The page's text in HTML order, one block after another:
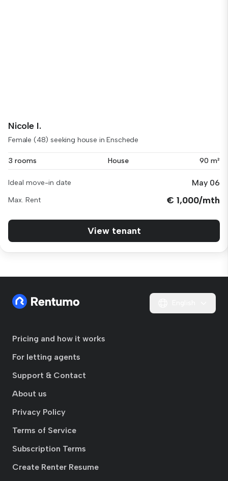
Nicole I.
Female (48) seeking house in Enschede
3 rooms House 90 m²
Ideal move-in date May 06
Max. Rent € 1,000/mth
View tenant
Pricing and how it works
For letting agents
Support & Contact
About us
Privacy Policy
Terms of Service
Subscription Terms
Create Renter Resume